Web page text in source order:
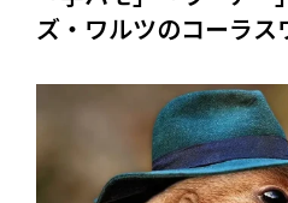
ズ・ワルツのコーラス